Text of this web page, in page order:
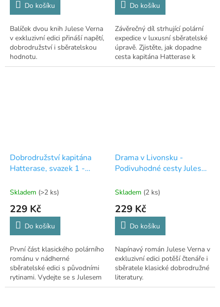
Do košíku
Balíček dvou knih Julese Verna
v exkluzivní edici přináší napětí,
dobrodružství i sběratelskou
hodnotu.
Do košíku
Závěrečný díl strhující polární
expedice v luxusní sběratelské
úpravě. Zjistěte, jak dopadne
cesta kapitána Hatterase k
pólu!
Dobrodružství kapitána
Hatterase, svazek 1 -
Verna - exkluzivní edice -
Skladem (>2 ks)
229 Kč
Do košíku
První část klasického polárního
románu v nádherné
sběratelské edici s původními
rytinami. Vydejte se s Julesem
Vernem na nebezpečnou cestu
Drama v Livonsku -
Podivuhodné cesty Julese
47
Skladem (2 ks)
229 Kč
Do košíku
Napínavý román Julese Verna v
exkluzivní edici potěší čtenáře i
sběratele klasické dobrodružné
literatury.